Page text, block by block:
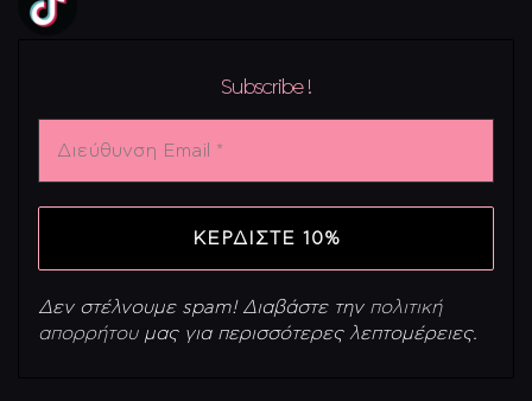
Subscribe !
Email
Δεν στέλνουμε spam! Διαβάστε την πολιτική
απορρήτουμας για περισσότερες λεπτομέρειες.